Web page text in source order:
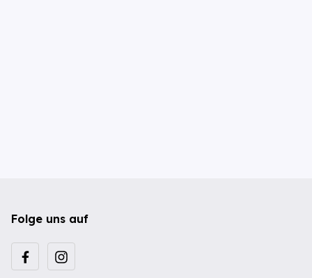
Folge uns auf